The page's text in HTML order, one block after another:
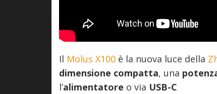
Il Molus X100 è la nuova luce della
dimensione compatta, una
l’alimentatore o via USB-C